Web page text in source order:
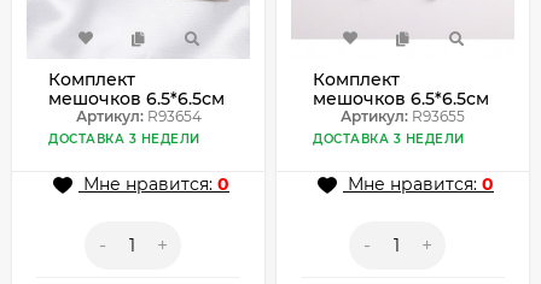
Комплект
мешочков 6.5*6.5см
(10шт) R93654
Артикул:R93654
ДОСТАВКА 3 НЕДЕЛИ
Мне нравится: 0
- +
Комплект
мешочков 6.5*6.5см
(10шт) R93655
Артикул: R93655
ДОСТАВКА 3 НЕДЕЛИ
Мне нравится: 0
- +